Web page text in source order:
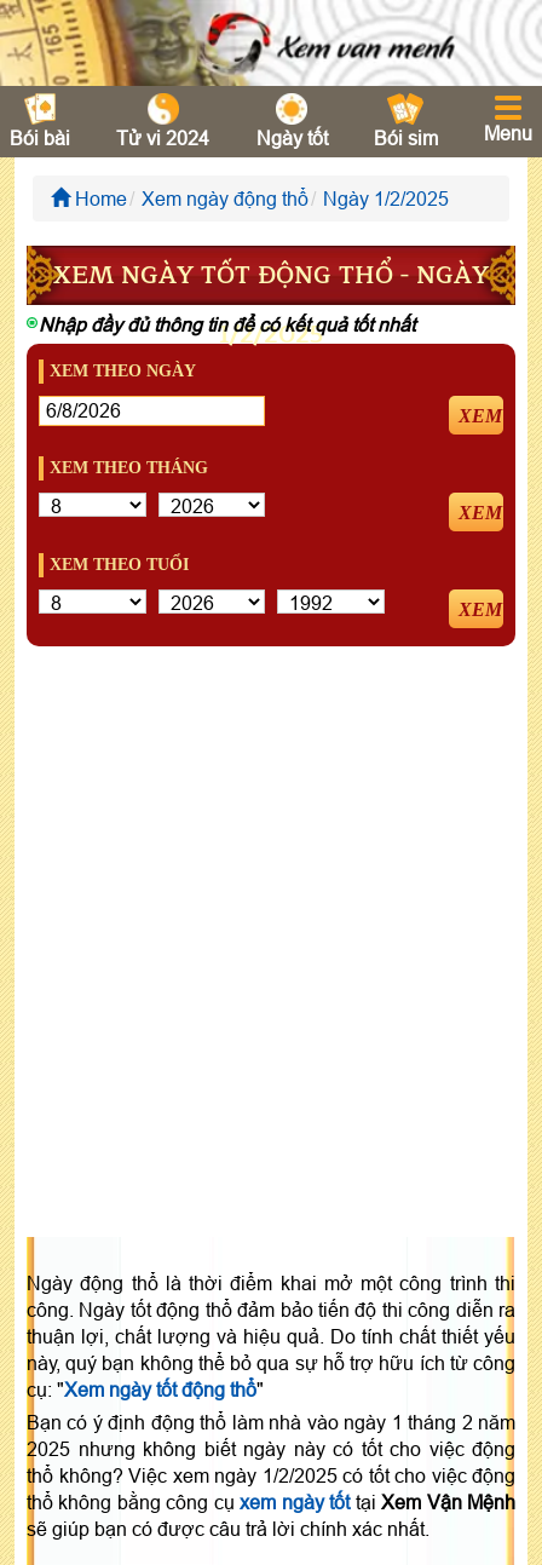
Bói bài Tử vi 2024 Ngày tốt Bói sim Menu
Home Xem ngày động thổ Ngày 1/2/2025
XEM NGÀY TỐT ĐỘNG THỔ - NGÀY
1/2/2025
Nhập đầy đủ thông tin để có kết quả tốt nhất
XEM THEO NGÀY
XEM
XEM THEO THÁNG
XEM
XEM THEO TUỔI
XEM
Ngày động thổ là thời điểm khai mở một công trình thi
công. Ngày tốt động thổ đảm bảo tiến độ thi công diễn ra
thuận lợi, chất lượng và hiệu quả. Do tính chất thiết yếu
này, quý bạn không thể bỏ qua sự hỗ trợ hữu ích từ công
cụ: "Xem ngày tốt động thổ"
Bạn có ý định động thổ làm nhà vào ngày 1 tháng 2 năm
2025 nhưng không biết ngày này có tốt cho việc động
thổ không? Việc xem ngày 1/2/2025 có tốt cho việc động
thổ không bằng công cụxem ngày tốttạiXem Vận Mệnh
sẽ giúp bạn có được câu trả lời chính xác nhất.